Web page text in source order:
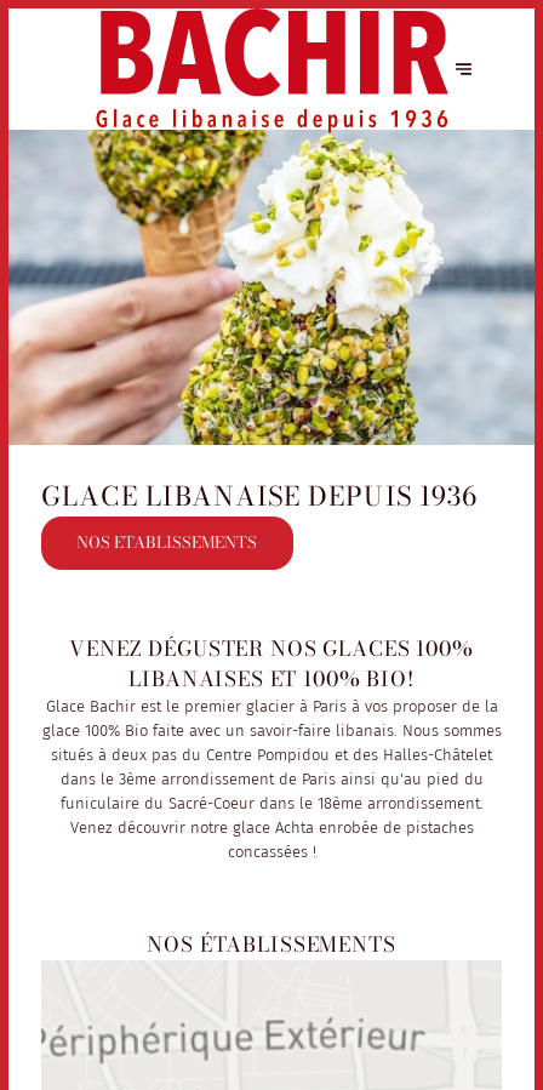
GLACE LIBANAISE DEPUIS 1936
NOS ETABLISSEMENTS
VENEZ DÉGUSTER NOS GLACES 100%
LIBANAISES ET 100% BIO!
Glace Bachir est le premier glacier à Paris à vos proposer de la
glace 100% Bio faite avec un savoir-faire libanais. Nous sommes
situés à deux pas du Centre Pompidou et des Halles-Châtelet
dans le 3ème arrondissement de Paris ainsi qu'au pied du
funiculaire du Sacré-Coeur dans le 18ème arrondissement.
Venez découvrir notre glace Achta enrobée de pistaches
concassées !
NOS ÉTABLISSEMENTS